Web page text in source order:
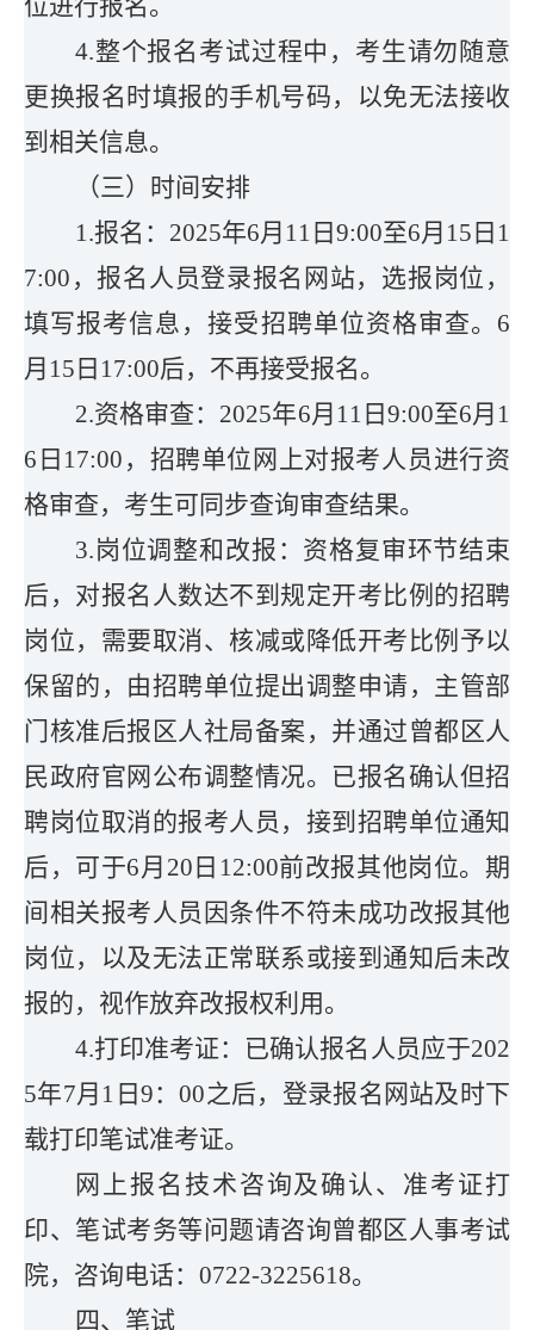
4.整个报名考试过程中，考生请勿随意
更换报名时填报的手机号码，以免无法接收
到相关信息。
（三）时间安排
1.报名：2025年6月11日9:00至6月15日 1
7:00 ，报名人员登录报名网站，选报岗位，
填写报考信息，接受招聘单位资格审查。6
月15日17:00后，不再接受报名。
2.资格审查：2025年6月11日9:00至6月1
6日17:00，招聘单位 网上对报考人员进行资
格审查，考生可同步查询审查结果。
3.岗位调整和改报：资格复审环节结束
后，对报名人数达不到规定开考比例的招聘
岗位，需要取消、核减或降低开考比例予以
保留的，由招聘单位提出调整申请，主管部
门核准后报区人社局备案，并通过曾都区人
民政府官网公布调整情况。已报名确认但招
聘岗位取消的报考人员，接到招聘单位通知
后，可于6月20日12:00前改报其他岗位。期
间相关报考人员因条件不符未成功改报其他
岗位，以及无法正常联系或接到通知后未改
报的，视作放弃改报权利用。
4.打印准考证： 已确认报名人员应于202
5年7月1日9：00之后，登录报名网站及时下
载打印笔试准考证。
网上报名技术咨询及确认、准考证打
印、笔试考务等问题请咨询曾都区人事考试
院，咨询电话：0722-3225618。
四、笔试